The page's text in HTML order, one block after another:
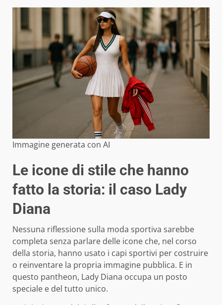
Immagine generata con AI
Le icone di stile che hanno
fatto la storia: il caso Lady
Diana
Nessuna riflessione sulla moda sportiva sarebbe
completa senza parlare delle icone che, nel corso
della storia, hanno usato i capi sportivi per costruire
o reinventare la propria immagine pubblica. E in
questo pantheon, Lady Diana occupa un posto
speciale e del tutto unico.